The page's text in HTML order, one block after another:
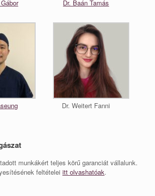
Dr. Baán Tamás
Dr. Weitert Fanni
munkákért teljes körű garanciát vállalunk.
feltételei itt olvashatóak.